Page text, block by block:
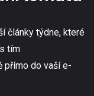
články týdne, které
tím
přímo do vaší e-